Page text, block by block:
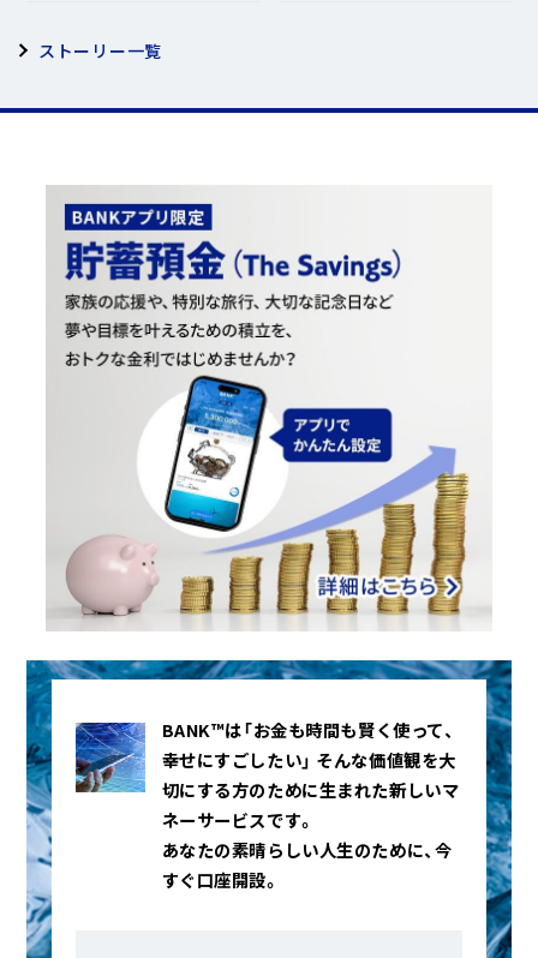
ストーリー一覧
BANK™は「お金も時間も賢く使って、
幸せにすごしたい」 そんな価値観を大
切にする方のために生まれた新しいマ
ネーサービスです。
あなたの素晴らしい人生のために、今
すぐ口座開設。